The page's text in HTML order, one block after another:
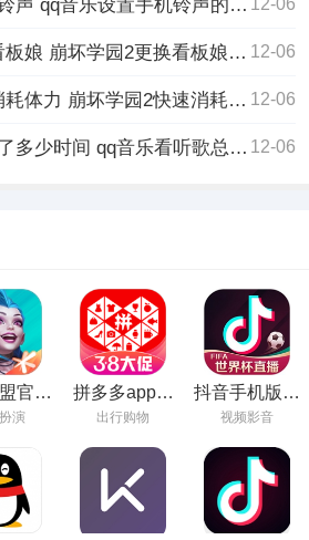
qq音乐怎么设置手机铃声 qq音乐设置手机铃声的方法 12-06
崩坏学园2如何更换看板娘 崩坏学园2更换看板娘的方法 12-06
崩坏学园2如何快速消耗体力 崩坏学园2快速消耗体力的方法 12-06
qq音乐怎么看一共听了多少时间 qq音乐看听歌总时长的方法 12-06
官方
载
演
拼多多app官
方正版下载
出行购物
抖音手机版在
线观看
视频影音